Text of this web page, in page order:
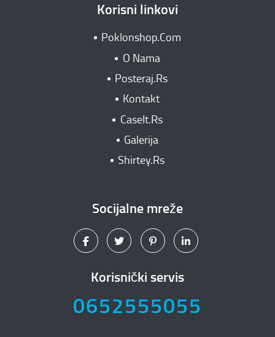
Korisni linkovi
Poklonshop.Com
O Nama
Posteraj.Rs
Kontakt
CaseIt.Rs
Galerija
Shirtey.Rs
Socijalne mreže
Korisnički servis
0652555055